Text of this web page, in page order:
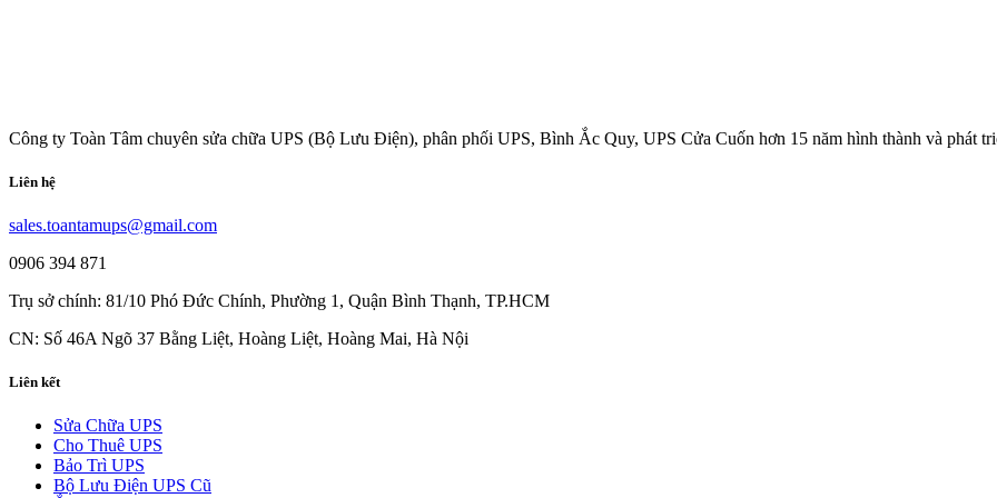
Công ty Toàn Tâm chuyên sửa chữa UPS (Bộ Lưu Điện), phân phối UPS, Bình Ắc Quy, UPS Cửa Cuốn hơn 15 năm hình thành và phát
Liên hệ
sales.toantamups@gmail.com
0906 394 871
Trụ sở chính: 81/10 Phó Đức Chính, Phường 1, Quận Bình Thạnh, TP.HCM
CN: Số 46A Ngõ 37 Bằng Liệt, Hoàng Liệt, Hoàng Mai, Hà Nội
Liên kết
Sửa Chữa UPS
Cho Thuê UPS
Bảo Trì UPS
Bộ Lưu Điện UPS Cũ